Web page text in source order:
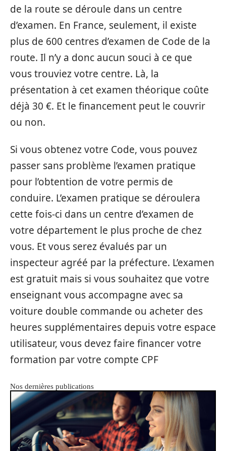
de la route se déroule dans un centre
d’examen. En France, seulement, il existe
plus de 600 centres d’examen de Code de la
route. Il n’y a donc aucun souci à ce que
vous trouviez votre centre. Là, la
présentation à cet examen théorique coûte
déjà 30 €. Et le financement peut le couvrir
ou non.
Si vous obtenez votre Code, vous pouvez
passer sans problème l’examen pratique
pour l’obtention de votre permis de
conduire. L’examen pratique se déroulera
cette fois-ci dans un centre d’examen de
votre département le plus proche de chez
vous. Et vous serez évalués par un
inspecteur agréé par la préfecture. L’examen
est gratuit mais si vous souhaitez que votre
enseignant vous accompagne avec sa
voiture double commande ou acheter des
heures supplémentaires depuis votre espace
utilisateur, vous devez faire financer votre
formation par votre compte CPF
Nos dernières publications